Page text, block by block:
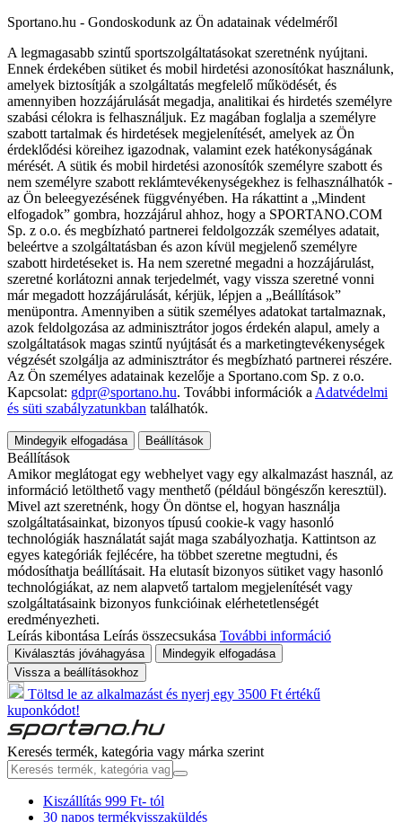
Sportano.hu - Gondoskodunk az Ön adatainak védelméről
A legmagasabb szintű sportszolgáltatásokat szeretnénk nyújtani.
Ennek érdekében sütiket és mobil hirdetési azonosítókat használunk,
amelyek biztosítják a szolgáltatás megfelelő működését, és
amennyiben hozzájárulását megadja, analitikai és hirdetés személyre
szabási célokra is felhasználjuk. Ez magában foglalja a személyre
szabott tartalmak és hirdetések megjelenítését, amelyek az Ön
érdeklődési köreihez igazodnak, valamint ezek hatékonyságának
mérését. A sütik és mobil hirdetési azonosítók személyre szabott és
nem személyre szabott reklámtevékenységekhez is felhasználhatók -
az Ön beleegyezésének függvényében. Ha rákattint a „Mindent
elfogadok” gombra, hozzájárul ahhoz, hogy a SPORTANO.COM
Sp. z o.o. és megbízható partnerei feldolgozzák személyes adatait,
beleértve a szolgáltatásban és azon kívül megjelenő személyre
szabott hirdetéseket is. Ha nem szeretné megadni a hozzájárulást,
szeretné korlátozni annak terjedelmét, vagy vissza szeretné vonni
már megadott hozzájárulását, kérjük, lépjen a „Beállítások”
menüpontra. Amennyiben a sütik személyes adatokat tartalmaznak,
azok feldolgozása az adminisztrátor jogos érdekén alapul, amely a
szolgáltatások magas szintű nyújtását és a marketingtevékenységek
végzését szolgálja az adminisztrátor és megbízható partnerei részére.
Az Ön személyes adatainak kezelője a Sportano.com Sp. z o.o.
Kapcsolat: gdpr@sportano.hu. További információk a Adatvédelmi
és süti szabályzatunkban találhatók.
Mindegyik elfogadása Beállítások
Beállítások
Amikor meglátogat egy webhelyet vagy egy alkalmazást használ, az
információ letölthető vagy menthető (például böngészőn keresztül).
Mivel azt szeretnénk, hogy Ön döntse el, hogyan használja
szolgáltatásainkat, bizonyos típusú cookie-k vagy hasonló
technológiák használatát saját maga szabályozhatja. Kattintson az
egyes kategóriák fejlécére, ha többet szeretne megtudni, és
módosíthatja beállításait. Ha elutasít bizonyos sütiket vagy hasonló
technológiákat, az nem alapvető tartalom megjelenítését vagy
szolgáltatásaink bizonyos funkcióinak elérhetetlenségét
eredményezheti.
Leírás kibontása Leírás összecsukása További információ
Kiválasztás jóváhagyása
Mindegyik elfogadása
Vissza a beállításokhoz
Töltsd le az alkalmazást és nyerj egy 3500 Ft értékű
kuponkódot!
Keresés termék, kategória vagy márka szerint
Kiszállítás 999 Ft- tól
30 napos termékvisszaküldés